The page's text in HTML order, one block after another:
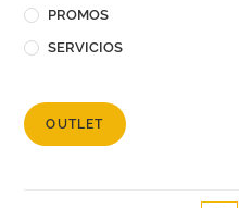
PROMOS
SERVICIOS
OUTLET